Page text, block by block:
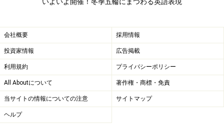
まとめ
いかがでしょうか？ 五輪の競技名などを英語で知って
おくと、日本のニュースだけでなく、海外のニュースも
聞き取りやすくなりますし、読みやすくなります。4年
会社概要 採用情報
投資家情報 広告掲載
利用規約 プライバシーポリシー
All Aboutについて 著作権・商標・免責
当サイトの情報についての注意 サイトマップ
ヘルプ